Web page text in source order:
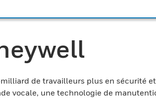
de travailleurs plus en sécurité
vocale, une technologie de